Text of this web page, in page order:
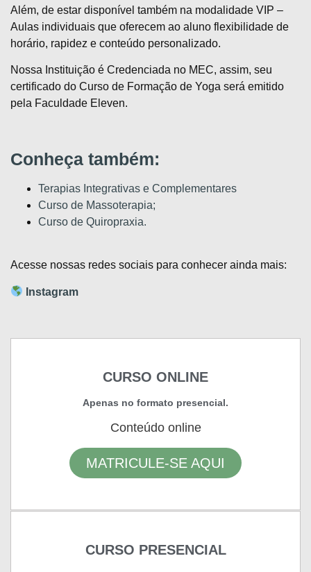
Além, de estar disponível também na modalidade VIP –
Aulas individuais que oferecem ao aluno flexibilidade de
horário, rapidez e conteúdo personalizado.
Nossa Instituição é Credenciada no MEC, assim, seu
certificado do Curso de Formação de Yoga será emitido
pela Faculdade Eleven.
Conheça também:
Terapias Integrativas e Complementares
Curso de Massoterapia;
Curso de Quiropraxia.
Acesse nossas redes sociais para conhecer ainda mais:
Instagram
CURSO ONLINE
Apenas no formato presencial.
Conteúdo online
MATRICULE-SE AQUI
CURSO PRESENCIAL